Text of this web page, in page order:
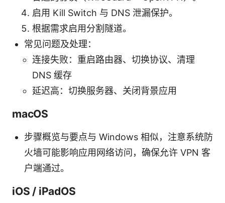
启用 Kill Switch 与 DNS 泄漏保护。
根据需求启用分割隧道。
常见问题及处理：
连接失败：重启路由器、切换协议、清理
DNS 缓存
延迟高：切换服务器、关闭背景应用
macOS
步骤概览与要点与 Windows 相似，注意系统防
火墙可能影响应用网络访问，确保允许 VPN 客
户端通过。
iOS / iPadOS